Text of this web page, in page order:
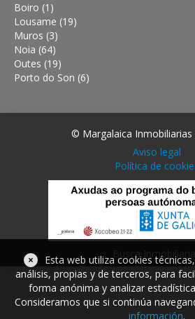
Boiro (1)
Lousame (19)
Muros (3)
Noia (64)
Outes (19)
Porto do Son (6)
© Margalaica Inmobiliarias
Aviso legal
Política de
Busca Inmobiliarias
×
Esta web utiliza cookies
análisis, propias y de terceros, para
forma anónima y analizar
Consideramos que si continúa
información.